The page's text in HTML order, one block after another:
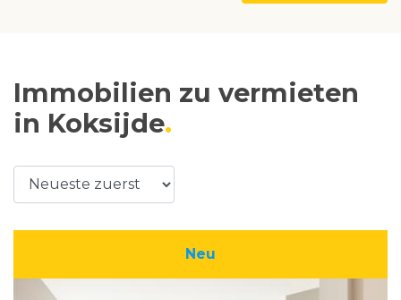
Immobilien zu vermieten
in Koksijde
Neu